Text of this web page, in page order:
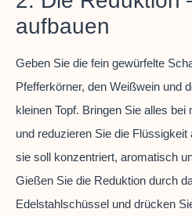
aufbauen
Geben Sie die fein gewürfelte
Pfefferkörner, den Weißwein und
kleinen Topf. Bringen Sie alles
und reduzieren Sie die
sie soll konzentriert, aromatisch
Gießen Sie die Reduktion durch
Edelstahlschüssel und drücken